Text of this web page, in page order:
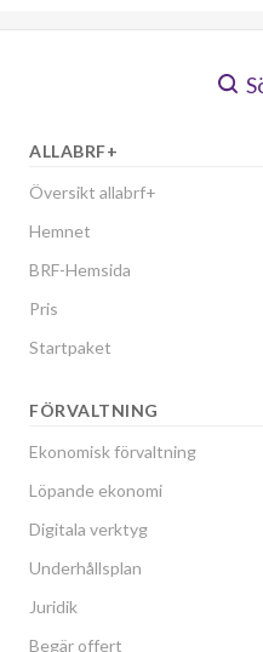
ALLABRF+
Översikt allabrf+
Hemnet
BRF-Hemsida
Pris
Startpaket
FÖRVALTNING
Ekonomisk förvaltning
Löpande ekonomi
Digitala verktyg
Underhållsplan
Juridik
Begär offert